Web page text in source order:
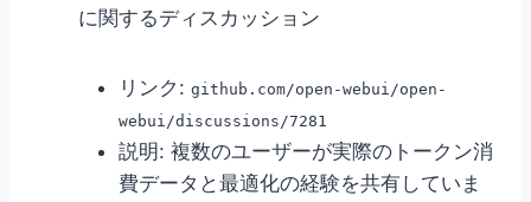
に関するディスカッション
リンク: github.com/open-webui/open-
webui/discussions/7281
説明: 複数のユーザーが実際のトークン消
費データと最適化の経験を共有していま